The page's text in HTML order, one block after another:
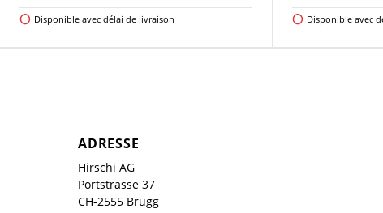
Disponible avec délai de livraison Disponible avec
ADRESSE
Hirschi AG
Portstrasse 37
CH-2555 Brügg